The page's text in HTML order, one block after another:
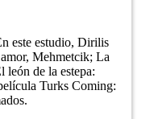
este estudio, Dirilis
Mehmetcik; La
de la estepa:
Turks Coming: